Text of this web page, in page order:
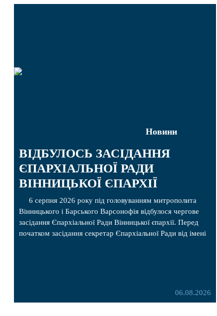
Новини
ВІДБУЛОСЬ ЗАСІДАННЯ
ЄПАРХІАЛЬНОЇ РАДИ
ВІННИЦЬКОЇ ЄПАРХІЇ
6 серпня 2026 року під головуванням митрополита
Вінницького і Барського Варсонофія відбулося чергове
засідання Єпархіальної Ради Вінницької єпархії. Перед
початком засідання секретар Єпархіальної Ради від імені
06.08.2026